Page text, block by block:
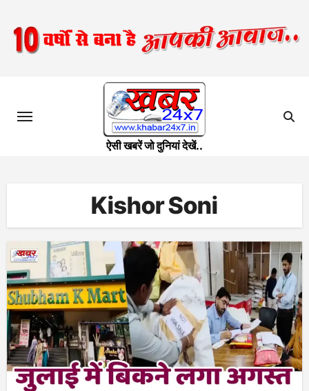
content
ऐसी खबरें जो दुनियां देखें..
Kishor Soni